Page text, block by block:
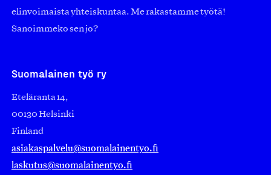
elinvoimaista yhteiskuntaa. Me rakastamme työtä!
Sanoimmeko sen jo?
Suomalainen työ ry
Eteläranta 14,
00130 Helsinki
Finland
asiakaspalvelu@suomalainentyo.fi
laskutus@suomalainentyo.fi